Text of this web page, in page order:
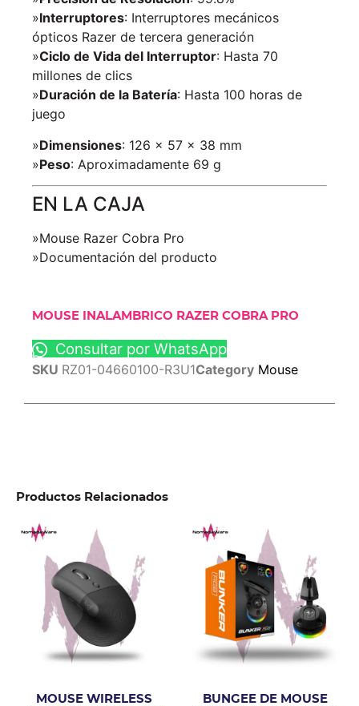
»Interruptores: Interruptores mecánicos
ópticos Razer de tercera generación
»Ciclo de Vida del Interruptor: Hasta 70
millones de clics
»Duración de la Batería: Hasta 100 horas de
juego
»Dimensiones: 126 x 57 x 38 mm
»Peso: Aproximadamente 69 g
EN LA CAJA
»Mouse Razer Cobra Pro
»Documentación del producto
MOUSE INALAMBRICO RAZER COBRA PRO
Consultar por WhatsApp
SKU RZ01-04660100-R3U1Category Mouse
Productos Relacionados
MOUSE WIRELESS
BUNGEE DE MOUSE